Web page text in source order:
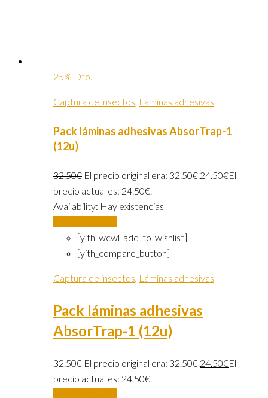
25% Dto.
Captura de insectos Láminas adhesivas
Pack láminas adhesivas AbsorTrap-1
(12u)
32.50€ El precio original era: 32.50€.24.50€El
precio actual es: 24.50€.
Availability: Hay existencias
[yith_wcwl_add_to_wishlist]
[yith_compare_button]
Captura de insectos, Láminas adhesivas
Pack láminas adhesivas
AbsorTrap-1 (12u)
32.50€ El precio original era: 32.50€.24.50€El
precio actual es: 24.50€.